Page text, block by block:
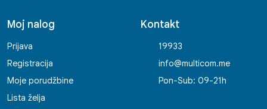
Moj nalog
Prijava
Registracija
Moje porudžbine
Lista želja
Kontakt
19933
info@multicom.me
Pon-Sub: 09-21h